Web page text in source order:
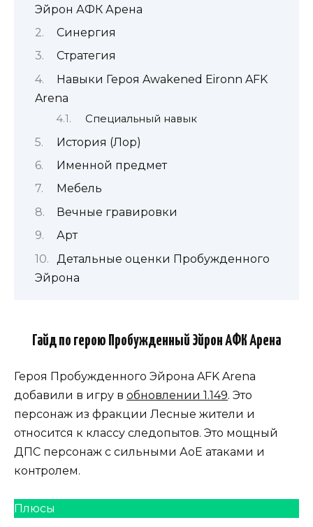
Эйрон АФК Арена
Синергия
Стратегия
Навыки Героя Awakened Eironn AFK
Arena
Специальный навык
История (Лор)
Именной предмет
Мебель
Вечные гравировки
Арт
Детальные оценки Пробужденного
Эйрона
Гайд по герою Пробужденный Эйрон АФК Арена
Героя Пробужденного Эйрона AFK Arena
добавили в игру в обновлении 1.149. Это
персонаж из фракции Лесные жители и
относится к классу следопытов. Это мощный
ДПС персонаж с сильными АоЕ атаками и
контролем.
Плюсы